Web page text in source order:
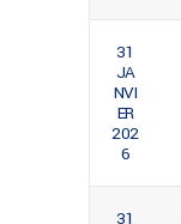
31
JA
NVI
ER
202
6
31